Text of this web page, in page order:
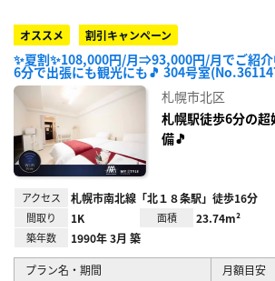
オススメ 割引キャンペーン
✨夏割✨108,000円/月⇒93,000円/月でご紹介
6分で出張にも観光にも🎵 304号室
札幌市北区
札幌駅徒歩6分の
備🎵
アクセス 札幌市南北線「北１８条駅」徒歩16分
間取り 1K 面積 23.74m²
築年数 1990年 3月 築
プラン名・期間
月額目安